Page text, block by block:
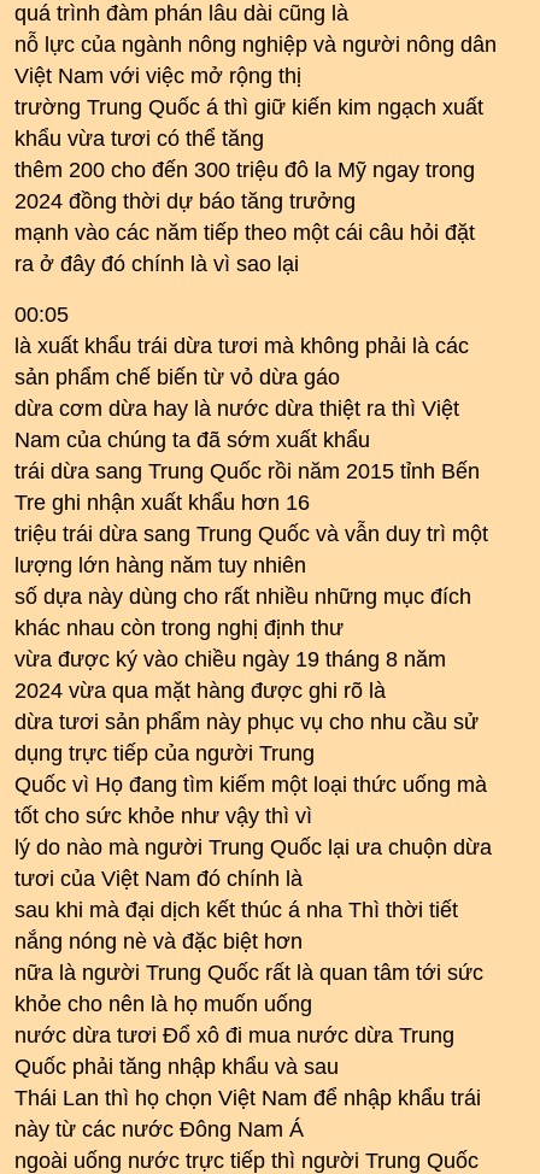
quá trình đàm phán lâu dài cũng là
nỗ lực của ngành nông nghiệp và người nông dân
Việt Nam với việc mở rộng thị
trường Trung Quốc á thì giữ kiến kim ngạch xuất
khẩu vừa tươi có thể tăng
thêm 200 cho đến 300 triệu đô la Mỹ ngay trong
2024 đồng thời dự báo tăng trưởng
mạnh vào các năm tiếp theo một cái câu hỏi đặt
ra ở đây đó chính là vì sao lại
00:05
là xuất khẩu trái dừa tươi mà không phải là các
sản phẩm chế biến từ vỏ dừa gáo
dừa cơm dừa hay là nước dừa thiệt ra thì Việt
Nam của chúng ta đã sớm xuất khẩu
trái dừa sang Trung Quốc rồi năm 2015 tỉnh Bến
Tre ghi nhận xuất khẩu hơn 16
triệu trái dừa sang Trung Quốc và vẫn duy trì một
lượng lớn hàng năm tuy nhiên
số dựa này dùng cho rất nhiều những mục đích
khác nhau còn trong nghị định thư
vừa được ký vào chiều ngày 19 tháng 8 năm
2024 vừa qua mặt hàng được ghi rõ là
dừa tươi sản phẩm này phục vụ cho nhu cầu sử
dụng trực tiếp của người Trung
Quốc vì Họ đang tìm kiếm một loại thức uống mà
tốt cho sức khỏe như vậy thì vì
lý do nào mà người Trung Quốc lại ưa chuộn dừa
tươi của Việt Nam đó chính là
sau khi mà đại dịch kết thúc á nha Thì thời tiết
nắng nóng nè và đặc biệt hơn
nữa là người Trung Quốc rất là quan tâm tới sức
khỏe cho nên là họ muốn uống
nước dừa tươi Đổ xô đi mua nước dừa Trung
Quốc phải tăng nhập khẩu và sau
Thái Lan thì họ chọn Việt Nam để nhập khẩu trái
này từ các nước Đông Nam Á
ngoài uống nước trực tiếp thì người Trung Quốc